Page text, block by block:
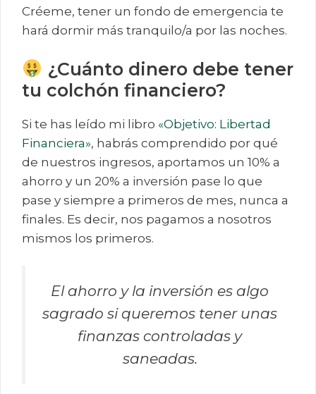
Créeme, tener un fondo de emergencia te
hará dormir más tranquilo/a por las noches.
¿Cuánto dinero debe tener
tu colchón financiero?
Si te has leído mi libro «Objetivo: Libertad
Financiera», habrás comprendido por qué
de nuestros ingresos, aportamos un 10% a
ahorro y un 20% a inversión pase lo que
pase y siempre a primeros de mes, nunca a
finales. Es decir, nos pagamos a nosotros
mismos los primeros.
El ahorro y la inversión es algo
sagrado si queremos tener unas
finanzas controladas y
saneadas.